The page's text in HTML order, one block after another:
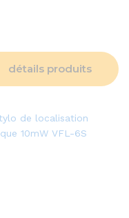
détails produits